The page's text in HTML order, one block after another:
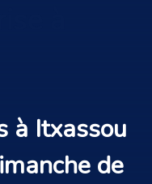
à Itxassou
de